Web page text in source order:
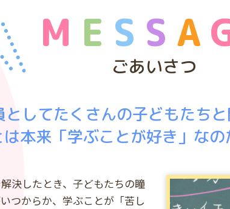
M E S S A
ごあいさつ
してたくさんの子どもたちと
本来「学ぶことが好き」なの
決したとき、子どもたちの瞳
つからか、学ぶことが「苦し